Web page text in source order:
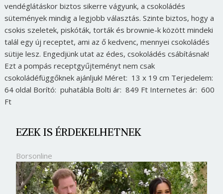
vendéglátáskor biztos sikerre vágyunk, a csokoládés
sütemények mindig a legjobb választás. Szinte biztos, hogy a
csokis szeletek, piskóták, torták és brownie-k között mindeki
talál egy új receptet, ami az ő kedvenc, mennyei csokoládés
sütije lesz. Engedjünk utat az édes, csokoládés csábításnak!
Ezt a pompás receptgyűjteményt nem csak
csokoládéfüggőknek ajánljuk! Méret: 13 x 19 cm Terjedelem:
64 oldal Borító: puhatábla Bolti ár: 849 Ft Internetes ár: 600
Ft
EZEK IS ÉRDEKELHETNEK
Borsonline